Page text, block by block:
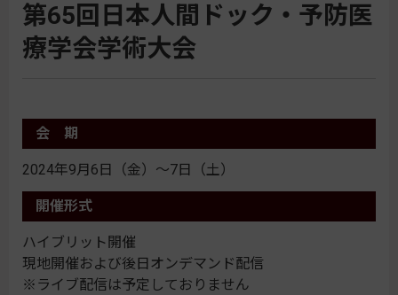
第65回日本人間ドック・予防医
療学会学術大会
会 期
2024年9月6日（金）〜7日（土）
開催形式
ハイブリット開催
現地開催および後日オンデマンド配信
※ライブ配信は予定しておりません